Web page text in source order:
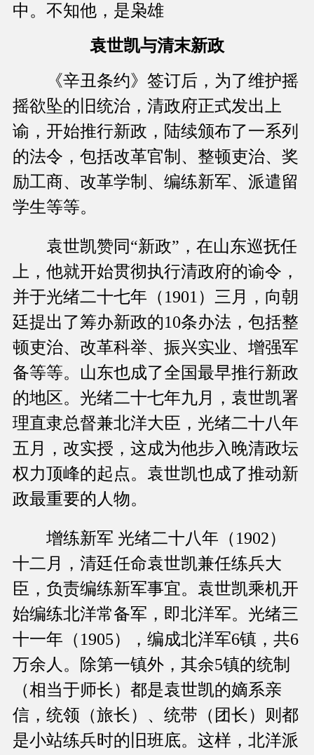
中。不知他，是枭雄
袁世凯与清末新政
《辛丑条约》签订后，为了维护摇
摇欲坠的旧统治，清政府正式发出上
谕，开始推行新政，陆续颁布了一系列
的法令，包括改革官制、整顿吏治、奖
励工商、改革学制、编练新军、派遣留
学生等等。
袁世凯赞同“新政”，在山东巡抚任
上，他就开始贯彻执行清政府的谕令，
并于光绪二十七年（1901）三月，向朝
廷提出了筹办新政的10条办法，包括整
顿吏治、改革科举、振兴实业、增强军
备等等。山东也成了全国最早推行新政
的地区。光绪二十七年九月，袁世凯署
理直隶总督兼北洋大臣，光绪二十八年
五月，改实授，这成为他步入晚清政坛
权力顶峰的起点。袁世凯也成了推动新
政最重要的人物。
增练新军 光绪二十八年（1902）
十二月，清廷任命袁世凯兼任练兵大
臣，负责编练新军事宜。袁世凯乘机开
始编练北洋常备军，即北洋军。光绪三
十一年（1905），编成北洋军6镇，共6
万余人。除第一镇外，其余5镇的统制
（相当于师长）都是袁世凯的嫡系亲
信，统领（旅长）、统带（团长）则都
是小站练兵时的旧班底。这样，北洋派